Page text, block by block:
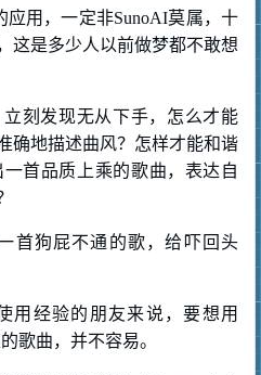
应用，一定非SunoAI莫属，十
这是多少人以前做梦都不敢想
刻发现无从下手，怎么才能
确地描述曲风？怎样才能和谐
首品质上乘的歌曲，表达自
首狗屁不通的歌，给吓回头
用经验的朋友来说，要想用
歌曲，并不容易。